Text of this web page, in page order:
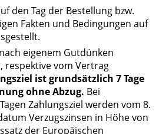
den Tag der Bestellung bzw.
Fakten und Bedingungen auf
eigenem Gutdünken
respektive vom Vertrag
ist grundsätzlich 7 Tage
ohne Abzug. Bei
Zahlungsziel werden vom 8.
Verzugszinsen in Höhe von
der Europäischen